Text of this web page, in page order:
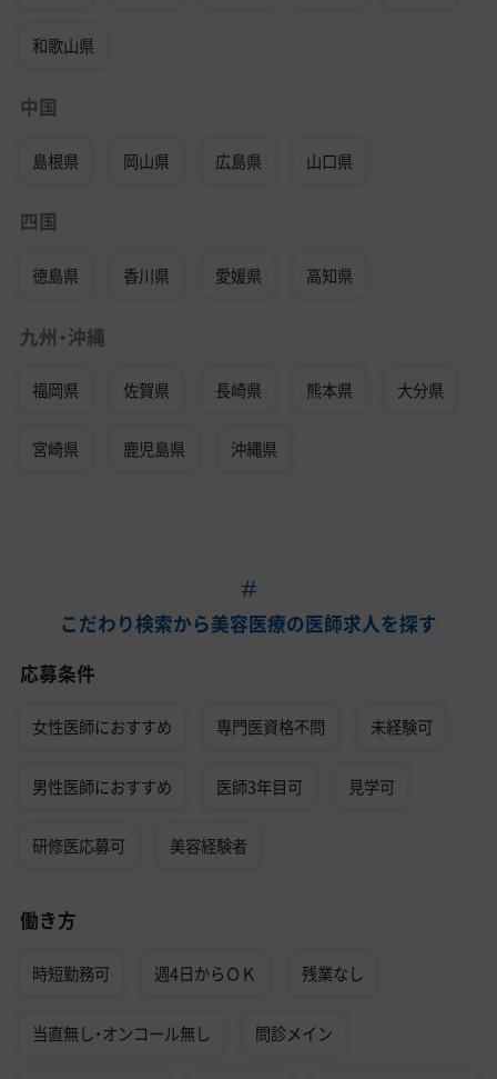
和歌山県
中国
島根県 岡山県 広島県 山口県
四国
徳島県 香川県 愛媛県 高知県
九州・沖縄
福岡県 佐賀県 長崎県 熊本県 大分県
宮崎県 鹿児島県 沖縄県
こだわり検索から美容医療の医師求人を探す
応募条件
女性医師におすすめ 専門医資格不問 未経験可
男性医師におすすめ 医師3年目可 見学可
研修医応募可 美容経験者
働き方
時短勤務可 週4日からＯＫ 残業なし
当直無し・オンコール無し 問診メイン